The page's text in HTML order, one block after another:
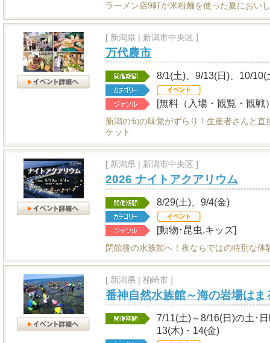
ラーメン店9軒が米粉麺を使った夏におい
[ 新潟県 | 新潟市中央区 ]
万代農市
8/1(土)、9/13(日)、10/10(
[無料（入場・観覧・観戦
新潟の旬の味覚がずらり！生産者さんと
ケット
[ 新潟県 | 新潟市中央区 ]
2026 ナイトアクアリウム
8/29(土)、9/4(金)
[動物･昆虫,キッズ]
閉館後の水族館へ！夜ならではの特別な体
[ 新潟県 | 柏崎市 ]
番神自然水族館～海の岩場はま
7/11(土)～8/16(日)の土･
13(木)・14(金)